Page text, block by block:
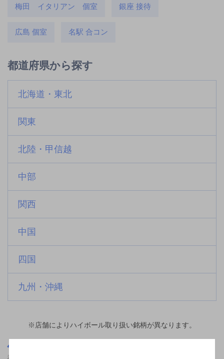
梅田 イタリアン 個室 銀座 接待
広島 個室 名駅 合コン
都道府県から探す
北海道・東北
関東
北陸・甲信越
中部
関西
中国
四国
九州・沖縄
※店舗によりハイボール取り扱い銘柄が異なります。